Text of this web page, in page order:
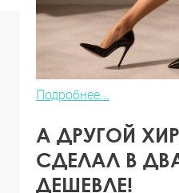
Подробнее...
А ДРУГОЙ
СДЕЛАЛ В
ДЕШЕВЛЕ!